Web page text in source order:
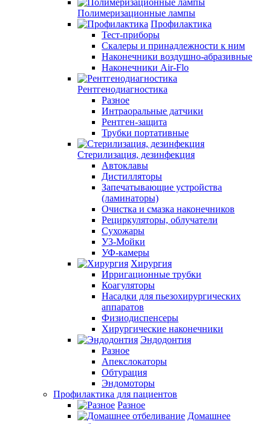
Полимеризационные лампы
Профилактика
Тест-приборы
Скалеры и принадлежности к ним
Наконечники воздушно-абразивные
Наконечники Air-Flo
Рентгенодиагностика
Разное
Интраоральные датчики
Рентген-защита
Трубки портативные
Стерилизация, дезинфекция
Автоклавы
Дистилляторы
Запечатывающие устройства
(ламинаторы)
Очистка и смазка наконечников
Рециркуляторы, облучатели
Сухожары
УЗ-Мойки
УФ-камеры
Хирургия
Ирригационные трубки
Коагуляторы
Насадки для пьезохирургических
аппаратов
Физиодиспенсеры
Хирургические наконечники
Эндодонтия
Разное
Апекслокаторы
Обтурация
Эндомоторы
Профилактика для пациентов
Разное
Домашнее